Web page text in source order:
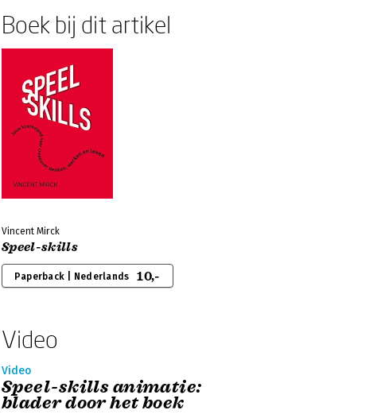
Boek bij dit artikel
Vincent Mirck
Speel-skills
Paperback | Nederlands 10,-
Video
Video
Speel-skills animatie:
blader door het boek